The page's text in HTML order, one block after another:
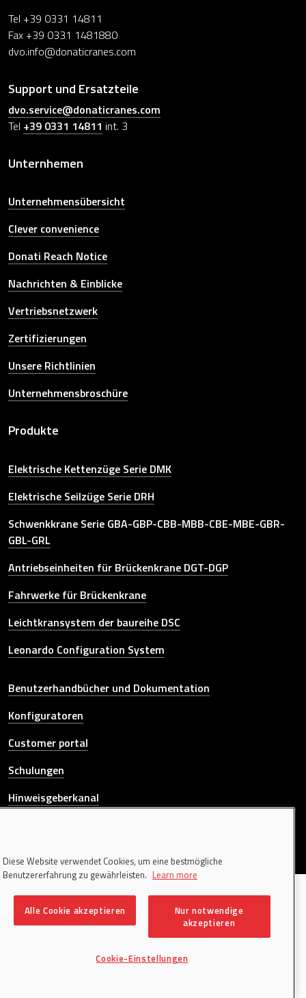
Tel +39 0331 14811
Fax +39 0331 1481880
dvo.info@donaticranes.com
Support und Ersatzteile
dvo.service@donaticranes.com
Tel +39 0331 14811 int. 3
Unternhemen
Unternehmensübersicht
Clever convenience
Donati Reach Notice
Nachrichten & Einblicke
Vertriebsnetzwerk
Zertifizierungen
Unsere Richtlinien
Unternehmensbroschüre
Produkte
Elektrische Kettenzüge Serie DMK
Elektrische Seilzüge Serie DRH
Schwenkkrane Serie GBA-GBP-CBB-MBB-CBE-MBE-GBR-
GBL-GRL
Antriebseinheiten für Brückenkrane DGT-DGP
Fahrwerke für Brückenkrane
Leichtkransystem der baureihe DSC
Leonardo Configuration System
Other link
Benutzerhandbücher und Dokumentation
Konfiguratoren
Customer portal
Schulungen
Hinweisgeberkanal
© 2026 Donati Sollevamenti S.r.l. All rights reserved. | P.IVA
00195340120
Colophon
Privacy policy
Diese Website verwendet Cookies, um eine bestmögliche
Benutzererfahrung zu gewährleisten. Learn more
Alle Cookie akzeptieren
Nur notwendige
akzeptieren
Cookie-Einstellungen